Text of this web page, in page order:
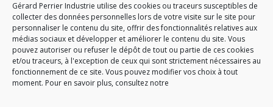
Gérard Perrier Industrie utilise des cookies ou traceurs susceptibles de
collecter des données personnelles lors de votre visite sur le site pour
personnaliser le contenu du site, offrir des fonctionnalités relatives aux
médias sociaux et développer et améliorer le contenu du site. Vous
pouvez autoriser ou refuser le dépôt de tout ou partie de ces cookies
et/ou traceurs, à l'exception de ceux qui sont strictement nécessaires au
fonctionnement de ce site. Vous pouvez modifier vos choix à tout
moment. Pour en savoir plus, consultez notre
AIRPARC – 160 rue de Norvège
CS 50009
69125 LYON AÉROPORT SAINT EXUPÉRY
FRANCE